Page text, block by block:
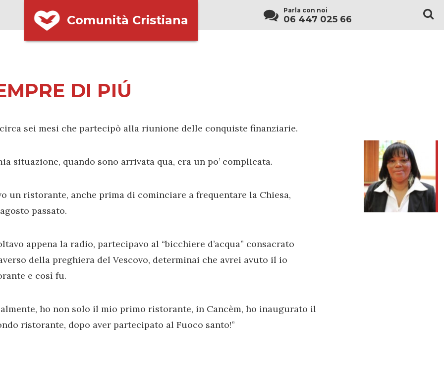
Comunità Cristiana
Parla con noi
06 447 025 66
DI PIÚ
circa sei mesi che partecipò alla riunione delle conquiste finanziarie.
situazione, quando sono arrivata qua, era un po’ complicata.
un ristorante, anche prima di cominciare a frequentare la Chiesa,
passato.
appena la radio, partecipavo al “bicchiere d’acqua” consacrato
della preghiera del Vescovo, determinai che avrei avuto il io
e così fu.
ho non solo il mio primo ristorante, in Cancèm, ho inaugurato il
ristorante, dopo aver partecipato al Fuoco santo!”